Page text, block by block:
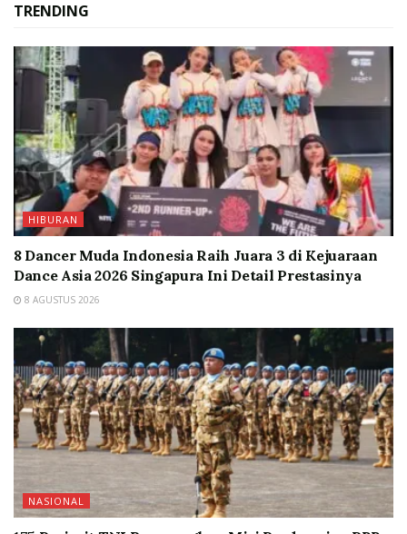
TRENDING
HIBURAN
8 Dancer Muda Indonesia Raih Juara 3 di Kejuaraan
Dance Asia 2026 Singapura Ini Detail Prestasinya
8 AGUSTUS 2026
NASIONAL